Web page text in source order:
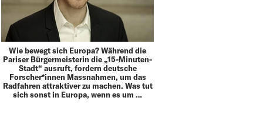
Wie bewegt sich Europa? Während die
Pariser Bürgermeisterin die „15-Minuten-
Stadt“ ausruft, fordern deutsche
Forscher*innen Massnahmen, um das
Radfahren attraktiver zu machen. Was tut
sich sonst in Europa, wenn es um …